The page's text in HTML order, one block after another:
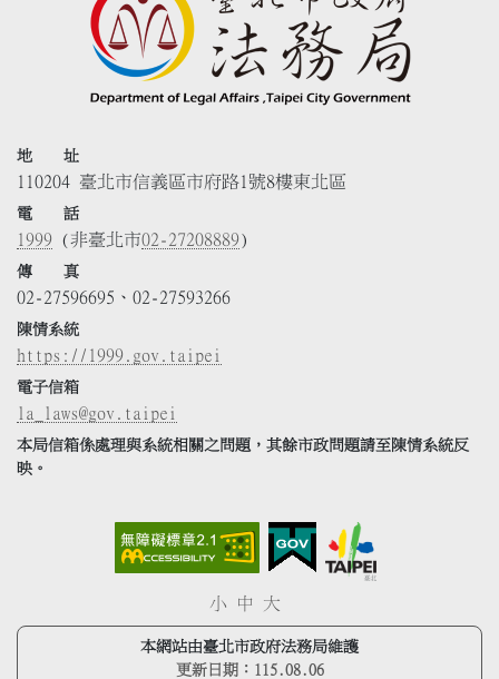
地 址
110204 臺北市信義區市府路1號8樓東北區
電 話
1999 (非臺北市02-27208889)
傳 真
02-27596695、02-27593266
陳情系統
https://1999.gov.taipei
電子信箱
la_laws@gov.taipei
本局信箱係處理與系統相關之問題，其餘市政問題請至陳情系統反
映。
小 中 大
本網站由臺北市政府法務局維護
更新日期： 115.08.06